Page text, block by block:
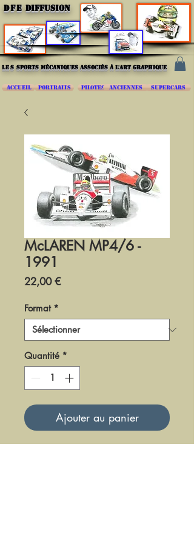
DFE DIFFUSION
les sports mécaniques associés à l'art graphique
ACCUEIL PORTRAITS PILOTES ANCIENNES SUPERCARS
McLAREN MP4/6 -
1991
22,00 €Prix
Format *
Quantité *
Ajouter au panier